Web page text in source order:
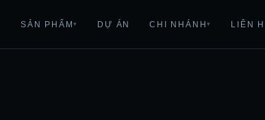
SẢN PHẨM▾ DỰ ÁN CHI NHÁNH▾ LIÊN